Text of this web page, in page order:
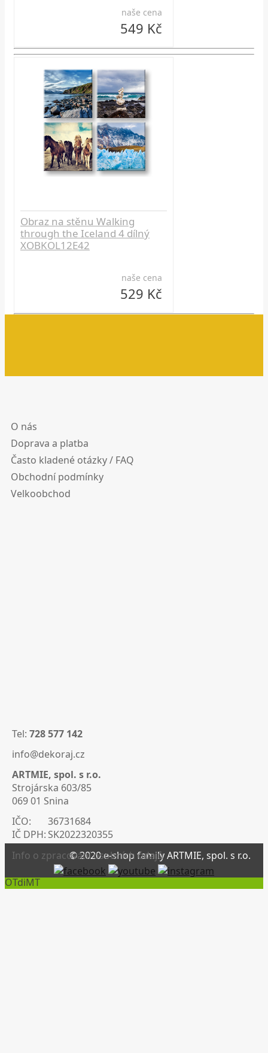
naše cena
549 Kč
Obraz na stěnu Walking
through the Iceland 4 dílný
XOBKOL12E42
naše cena
529 Kč
O nás
Doprava a platba
Často kladené otázky / FAQ
Obchodní podmínky
Velkoobchod
Tel: 728 577 142
info@dekoraj.cz
ARTMIE, spol. s r.o.
Strojárska 603/85
069 01 Snina
IČO:
36731684
IČ DPH: SK2022320355
Info o zpracování osobních údajů
© 2020 e-shop family ARTMIE, spol. s r.o.
OTdiMT